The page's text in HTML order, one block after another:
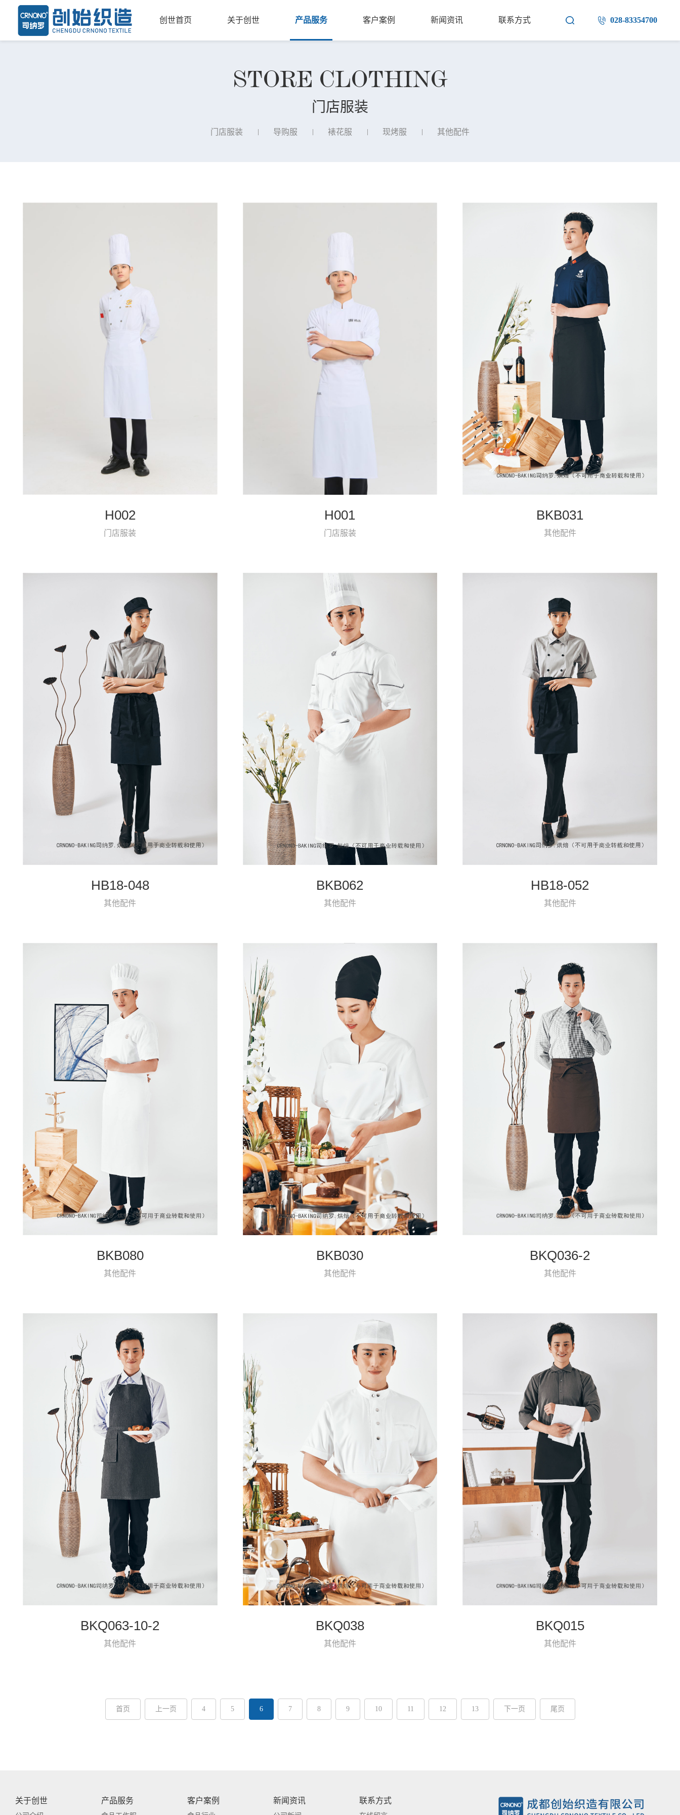
创世首页 关于创世 产品服务 客户案例 新闻资讯 联系方式 028-83354700
STORE CLOTHING
门店服装
门店服装 导购服 裱花服 现烤服 其他配件
H002
门店服装
H001
门店服装
BKB031
其他配件
HB18-048
其他配件
BKB062
其他配件
HB18-052
其他配件
BKB080
其他配件
BKB030
其他配件
BKQ036-2
其他配件
BKQ063-10-2
其他配件
BKQ038
其他配件
BKQ015
其他配件
首页 上一页 4 5 6 7 8 9 10 11 12 13 下一页 尾页
关于创世 产品服务 客户案例 新闻资讯 联系方式